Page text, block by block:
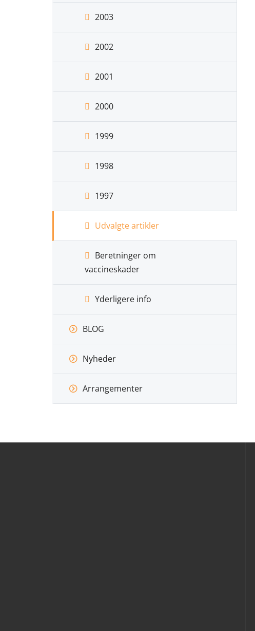
2003
2002
2001
2000
1999
1998
1997
Udvalgte artikler
Beretninger om
vaccineskader
Yderligere info
BLOG
Nyheder
Arrangementer